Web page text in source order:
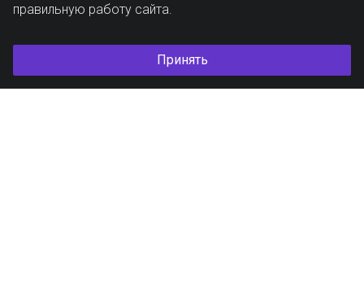
правильную работу сайта.
Принять